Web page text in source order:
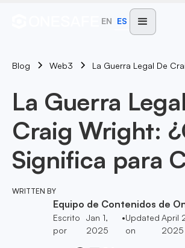
EN ES
Blog Web3
La Guerra
Craig Wright:
Significa para
WRITTEN BY
Equipo de Contenidos de
Escrito
por
Jan 1,
2025
•Updated
on
April
2025